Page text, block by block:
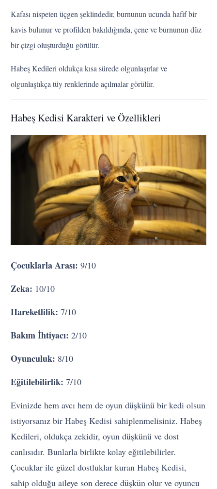
Kafası nispeten üçgen şeklindedir, burnunun ucunda hafif bir
kavis bulunur ve profilden bakıldığında, çene ve burnunun düz
bir çizgi oluşturduğu görülür.
Habeş Kedileri oldukça kısa sürede olgunlaşırlar ve
olgunlaştıkça tüy renklerinde açılmalar görülür.
Habeş Kedisi Karakteri ve Özellikleri
Çocuklarla Arası: 9/10
Zeka: 10/10
Hareketlilik: 7/10
Bakım İhtiyacı: 2/10
Oyunculuk: 8/10
Eğitilebilirlik: 7/10
Evinizde hem avcı hem de oyun düşkünü bir kedi olsun
istiyorsanız bir Habeş Kedisi sahiplenmelisiniz. Habeş
Kedileri, oldukça zekidir, oyun düşkünü ve dost
canlısıdır. Bunlarla birlikte kolay eğitilebilirler.
Çocuklar ile güzel dostluklar kuran Habeş Kedisi,
sahip olduğu aileye son derece düşkün olur ve oyuncu